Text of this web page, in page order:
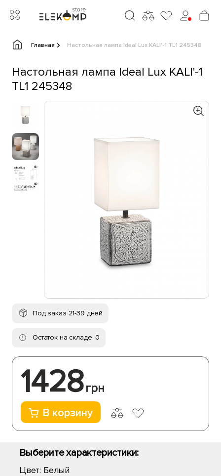
Главная Настольная лампа Ideal Lux KALI'-1 TL1 245348
Настольная лампа Ideal Lux KALI'-1
TL1 245348
Под заказ 21-39 дней
Остаток на складе: 0
1428грн
В корзину
Выберите характеристики:
Цвет: Белый